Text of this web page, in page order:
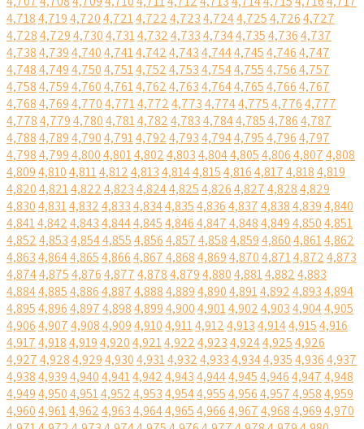
4,7184,7194,7204,7214,7224,7234,7244,7254,7264,727
4,7284,7294,7304,7314,7324,7334,7344,7354,7364,737
4,7384,7394,7404,7414,7424,7434,7444,7454,7464,747
4,7484,7494,7504,7514,7524,7534,7544,7554,7564,757
4,7584,7594,7604,7614,7624,7634,7644,7654,7664,767
4,7684,7694,7704,7714,7724,7734,7744,7754,7764,777
4,7784,7794,7804,7814,7824,7834,7844,7854,7864,787
4,7884,7894,7904,7914,7924,7934,7944,7954,7964,797
4,7984,7994,8004,8014,8024,8034,8044,8054,8064,8074,808
4,8094,8104,8114,8124,8134,8144,8154,8164,8174,8184,819
4,8204,8214,8224,8234,8244,8254,8264,8274,8284,829
4,8304,8314,8324,8334,8344,8354,8364,8374,8384,8394,840
4,8414,8424,8434,8444,8454,8464,8474,8484,8494,8504,851
4,8524,8534,8544,8554,8564,8574,8584,8594,8604,8614,862
4,8634,8644,8654,8664,8674,8684,8694,8704,8714,8724,873
4,8744,8754,8764,8774,8784,8794,8804,8814,8824,883
4,8844,8854,8864,8874,8884,8894,8904,8914,8924,8934,894
4,8954,8964,8974,8984,8994,9004,9014,9024,9034,9044,905
4,9064,9074,9084,9094,9104,9114,9124,9134,9144,9154,916
4,9174,9184,9194,9204,9214,9224,9234,9244,9254,926
4,9274,9284,9294,9304,9314,9324,9334,9344,9354,9364,937
4,9384,9394,9404,9414,9424,9434,9444,9454,9464,9474,948
4,9494,9504,9514,9524,9534,9544,9554,9564,9574,9584,959
4,9604,9614,9624,9634,9644,9654,9664,9674,9684,9694,970